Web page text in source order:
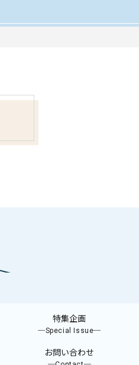
特集企画
─Special Issue─
お問い合わせ